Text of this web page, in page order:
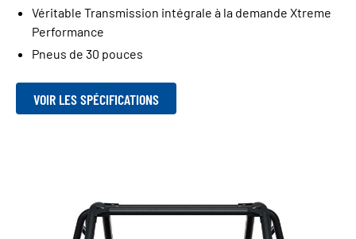
Véritable Transmission intégrale à la demande Xtreme
Performance
Pneus de 30 pouces
VOIR LES SPÉCIFICATIONS